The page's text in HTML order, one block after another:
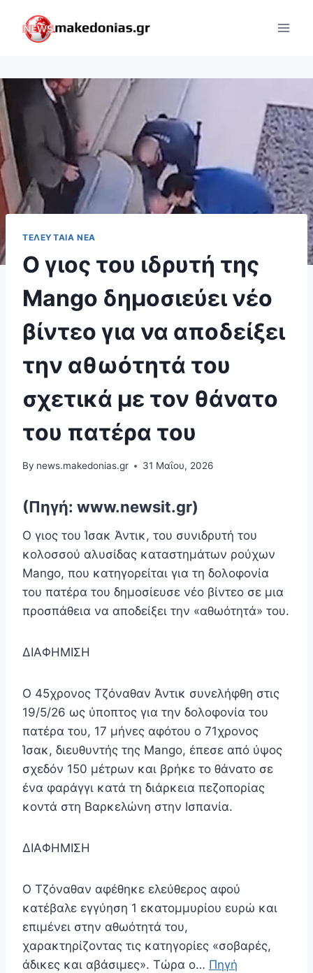
content
ΤΕΛΕΥΤΑΊΑ ΝΈΑ
Ο γιος του ιδρυτή της
Mango δημοσιεύει νέο
βίντεο για να αποδείξει
την αθωότητά του
σχετικά με τον θάνατο
του πατέρα του
By news.makedonias.gr 31 Μαΐου, 2026
(Πηγή: www.newsit.gr)
Ο γιος του Ίσακ Άντικ, του συνιδρυτή του
κολοσσού αλυσίδας καταστημάτων ρούχων
Mango, που κατηγορείται για τη δολοφονία
του πατέρα του δημοσίευσε νέο βίντεο σε μια
προσπάθεια να αποδείξει την «αθωότητά» του.
ΔΙΑΦΗΜΙΣΗ
Ο 45χρονος Τζόναθαν Άντικ συνελήφθη στις
19/5/26 ως ύποπτος για την δολοφονία του
πατέρα του, 17 μήνες αφότου ο 71χρονος
Ίσακ, διευθυντής της Mango, έπεσε από ύψος
σχεδόν 150 μέτρων και βρήκε το θάνατο σε
ένα φαράγγι κατά τη διάρκεια πεζοπορίας
κοντά στη Βαρκελώνη στην Ισπανία.
ΔΙΑΦΗΜΙΣΗ
Ο Τζόναθαν αφέθηκε ελεύθερος αφού
κατέβαλε εγγύηση 1 εκατομμυρίου ευρώ και
επιμένει στην αθωότητά του,
χαρακτηρίζοντας τις κατηγορίες «σοβαρές,
άδικες και αβάσιμες». Τώρα ο… Πηγή